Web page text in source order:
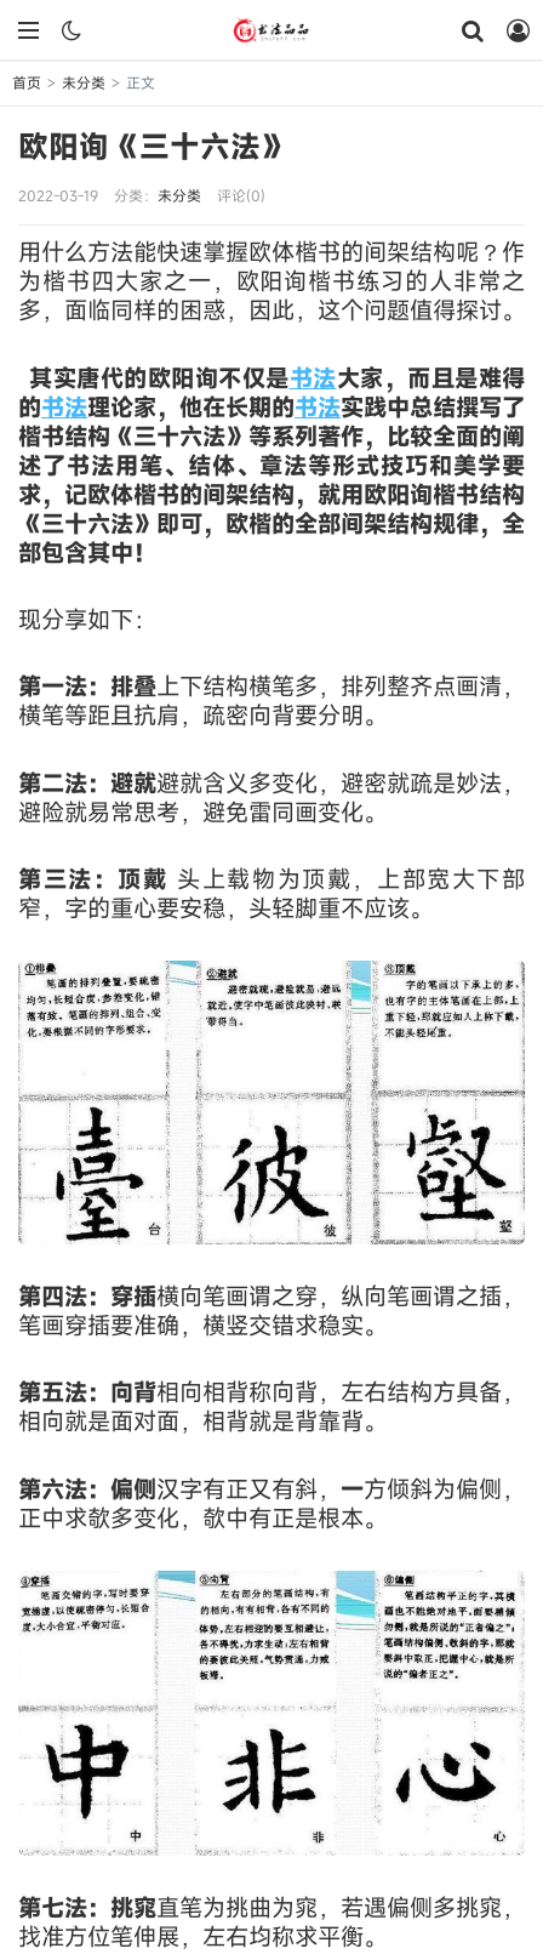
首页 > 未分类 > 正文
欧阳询《三十六法》
2022-03-19 分类： 未分类 评论(0)
用什么方法能快速掌握欧体楷书的间架结构呢？作
为楷书四大家之一，欧阳询楷书练习的人非常之
多，面临同样的困惑，因此，这个问题值得探讨。
其实唐代的欧阳询不仅是书法大家，而且是难得
的书法理论家，他在长期的书法实践中总结撰写了
楷书结构《三十六法》等系列著作，比较全面的阐
述了书法用笔、结体、章法等形式技巧和美学要
求，记欧体楷书的间架结构，就用欧阳询楷书结构
《三十六法》即可，欧楷的全部间架结构规律，全
部包含其中！
现分享如下：
第一法：排叠上下结构横笔多，排列整齐点画清，
横笔等距且抗肩，疏密向背要分明。
第二法：避就避就含义多变化，避密就疏是妙法，
避险就易常思考，避免雷同画变化。
第三法：顶戴 头上载物为顶戴，上部宽大下部
窄，字的重心要安稳，头轻脚重不应该。
第四法：穿插横向笔画谓之穿，纵向笔画谓之插，
笔画穿插要准确，横竖交错求稳实。
第五法：向背相向相背称向背，左右结构方具备，
相向就是面对面，相背就是背靠背。
第六法：偏侧汉字有正又有斜， 一方倾斜为偏侧，
正中求欹多变化，欹中有正是根本。
第七法：挑窕直笔为挑曲为窕，若遇偏侧多挑窕，
找准方位笔伸展，左右均称求平衡。